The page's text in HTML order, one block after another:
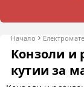
Начало
Конзоли и
кутии за